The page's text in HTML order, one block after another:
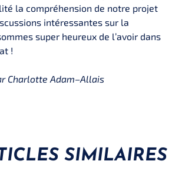
la compréhension de notre projet
intéressantes sur la
super heureux de l’avoir dans
!
Charlotte Adam–Allais
SIMILAIRES